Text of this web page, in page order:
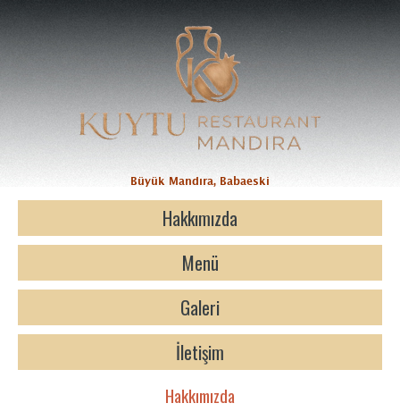
Büyük Mandıra, Babaeski
Hakkımızda
Menü
Galeri
İletişim
Hakkımızda